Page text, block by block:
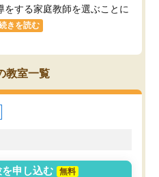
をする家庭教師を選ぶことに
きを読む
教室一覧
申し込む
無料